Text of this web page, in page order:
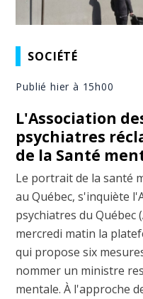
SOCIÉTÉ
Publié hier à 15h00
L'Association
psychiatres
de la Santé
Le portrait de la santé
au Québec, s'inquiète
psychiatres du Québec
mercredi matin la
qui propose six
nommer un ministre
mentale. À l'approche